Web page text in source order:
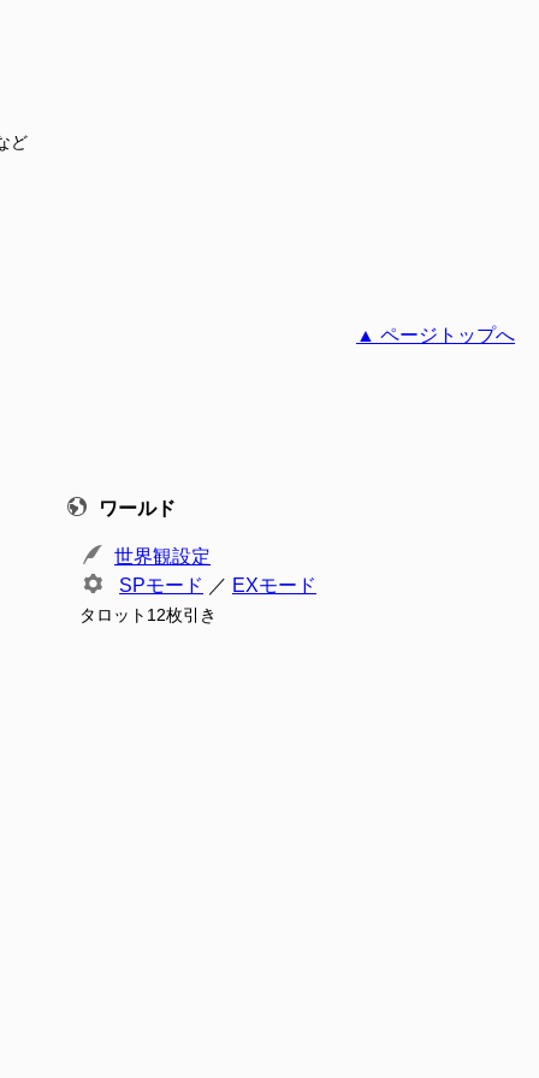
ど
▲ ページトップへ
ワールド
世界観設定
SPモード ／ EXモード
タロット12枚引き